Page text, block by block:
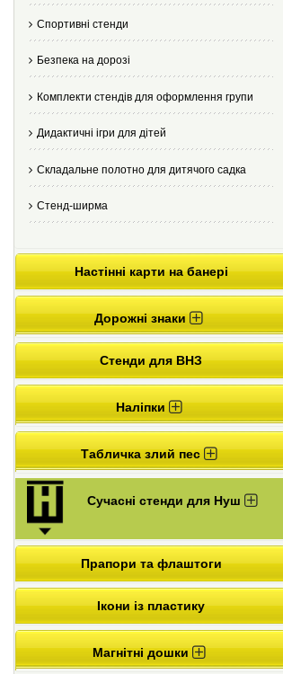
Спортивні стенди
Безпека на дорозі
Комплекти стендів для оформлення групи
Дидактичні ігри для дітей
Складальне полотно для дитячого садка
Стенд-ширма
Настінні карти на банері
Дорожні знаки
Стенди для ВНЗ
Наліпки
Табличка злий пес
Сучасні стенди для Нуш
Прапори та флаштоги
Ікони із пластику
Магнітні дошки